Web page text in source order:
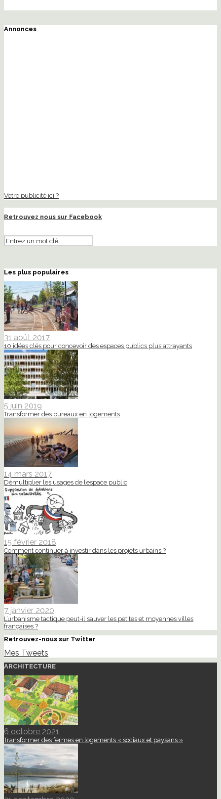
Annonces
Votre publicité ici ?
Retrouvez nous sur Facebook
Les plus populaires
31 août 2017
10 idées clés pour concevoir des espaces publics plus attrayants
5 juin 2019
Transformer des bureaux en logements
14 mars 2017
Démultiplier les usages de l’espace public
15 février 2018
Comment continuer à investir dans les projets urbains ?
7 janvier 2020
L’urbanisme tactique peut-il sauver les petites et moyennes villes
françaises ?
Retrouvez-nous sur Twitter
Mes Tweets
ARCHITECTURE
6 octobre 2021
Transformer des fermes en logements « sociaux et paysans »